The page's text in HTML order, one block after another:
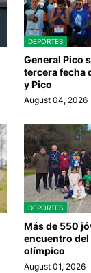
DEPORTES
General Pico
tercera fecha
y Pico
August 04, 2026
DEPORTES
Más de 550
encuentro
olímpico
August 01, 2026